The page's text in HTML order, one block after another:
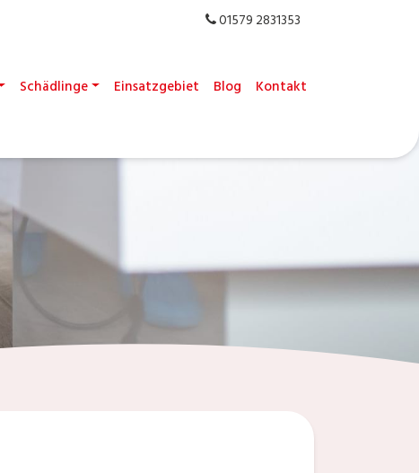
01579 2831353
Schädlinge Einsatzgebiet Blog Kontakt